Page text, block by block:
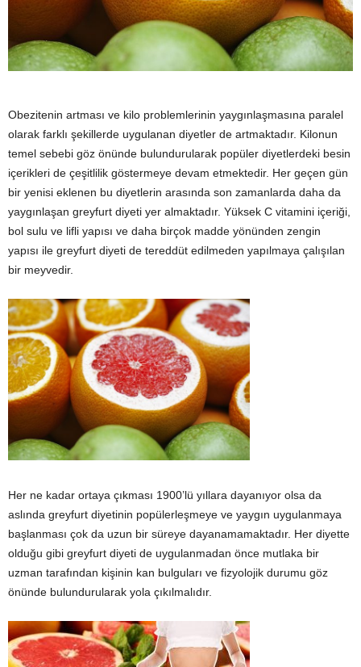
Obezitenin artması ve kilo problemlerinin yaygınlaşmasına paralel
olarak farklı şekillerde uygulanan diyetler de artmaktadır. Kilonun
temel sebebi göz önünde bulundurularak popüler diyetlerdeki besin
içerikleri de çeşitlilik göstermeye devam etmektedir. Her geçen gün
bir yenisi eklenen bu diyetlerin arasında son zamanlarda daha da
yaygınlaşan greyfurt diyeti yer almaktadır. Yüksek C vitamini içeriği,
bol sulu ve lifli yapısı ve daha birçok madde yönünden zengin
yapısı ile greyfurt diyeti de tereddüt edilmeden yapılmaya çalışılan
bir meyvedir.
Her ne kadar ortaya çıkması 1900’lü yıllara dayanıyor olsa da
aslında greyfurt diyetinin popülerleşmeye ve yaygın uygulanmaya
başlanması çok da uzun bir süreye dayanamamaktadır. Her diyette
olduğu gibi greyfurt diyeti de uygulanmadan önce mutlaka bir
uzman tarafından kişinin kan bulguları ve fizyolojik durumu göz
önünde bulundurularak yola çıkılmalıdır.